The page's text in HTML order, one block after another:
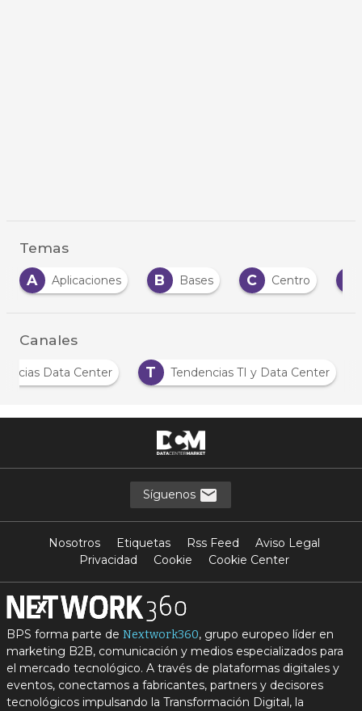
Temas
A
Aplicaciones B Bases C Centro
Canales
Data Center T Tendencias TI y Data Center
Síguenos
Nosotros Etiquetas Rss Feed
Aviso Legal
Privacidad
Cookie Cookie Center
BPS forma parte de Nextwork360, grupo europeo líder en
marketing B2B, comunicación y medios especializados para
el mercado tecnológico. A través de plataformas digitales y
eventos, conectamos a fabricantes, partners y decisores
tecnológicos impulsando la Transformación Digital, la